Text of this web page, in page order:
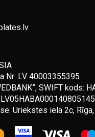
Nr: LV 40003355395
SWIFT kods:
Uriekstes iela 2c,